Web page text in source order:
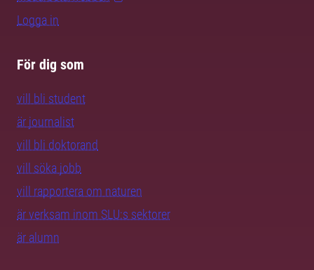
Logga in
För dig som
vill bli student
är journalist
vill bli doktorand
vill söka jobb
vill rapportera om naturen
är verksam inom SLU:s sektorer
är alumn